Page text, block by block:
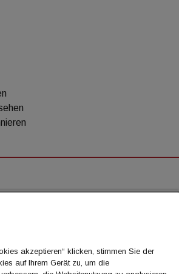
akzeptieren“ klicken, stimmen Sie der
auf Ihrem Gerät zu, um die